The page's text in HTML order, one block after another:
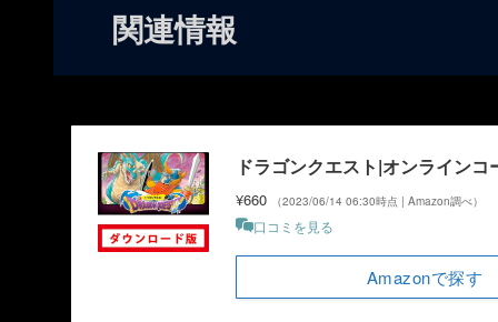
関連情報
ドラゴンクエスト|オンラインコ
¥660 （2023/06/14 06:30時点 | Amazon調べ）
口コミを見る
Amazonで探す